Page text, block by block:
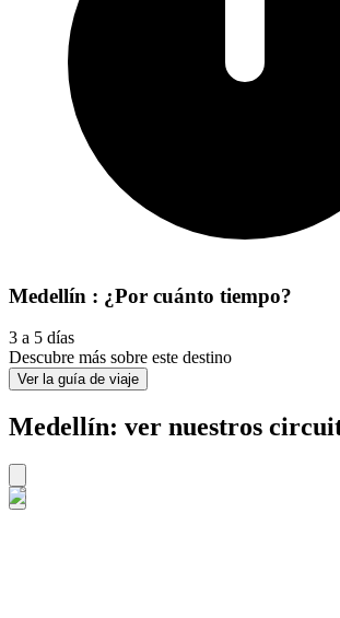
Medellín : ¿Por cuánto tiempo?
3 a 5 días
Descubre más sobre este destino
Ver la guía de viaje
Medellín: ver nuestros